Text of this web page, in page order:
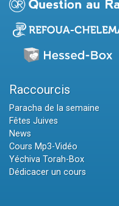
Raccourcis
Paracha de la semaine
Fêtes Juives
News
Cours Mp3-Vidéo
Yéchiva Torah-Box
Dédicacer un cours